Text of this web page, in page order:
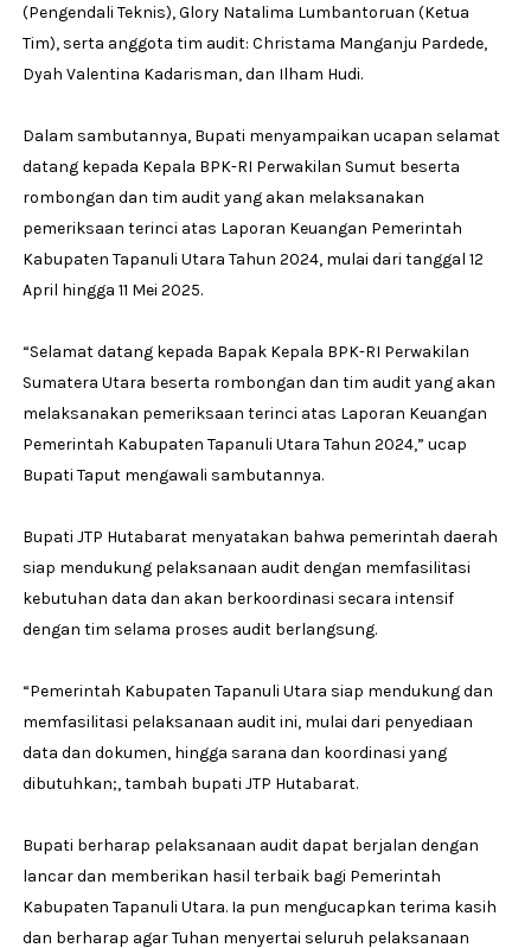
(Pengendali Teknis), Glory Natalima Lumbantoruan (Ketua
Tim), serta anggota tim audit: Christama Manganju Pardede,
Dyah Valentina Kadarisman, dan Ilham Hudi.
Dalam sambutannya, Bupati menyampaikan ucapan selamat
datang kepada Kepala BPK-RI Perwakilan Sumut beserta
rombongan dan tim audit yang akan melaksanakan
pemeriksaan terinci atas Laporan Keuangan Pemerintah
Kabupaten Tapanuli Utara Tahun 2024, mulai dari tanggal 12
April hingga 11 Mei 2025.
“Selamat datang kepada Bapak Kepala BPK-RI Perwakilan
Sumatera Utara beserta rombongan dan tim audit yang akan
melaksanakan pemeriksaan terinci atas Laporan Keuangan
Pemerintah Kabupaten Tapanuli Utara Tahun 2024,” ucap
Bupati Taput mengawali sambutannya.
Bupati JTP Hutabarat menyatakan bahwa pemerintah daerah
siap mendukung pelaksanaan audit dengan memfasilitasi
kebutuhan data dan akan berkoordinasi secara intensif
dengan tim selama proses audit berlangsung.
“Pemerintah Kabupaten Tapanuli Utara siap mendukung dan
memfasilitasi pelaksanaan audit ini, mulai dari penyediaan
data dan dokumen, hingga sarana dan koordinasi yang
dibutuhkan;, tambah bupati JTP Hutabarat.
Bupati berharap pelaksanaan audit dapat berjalan dengan
lancar dan memberikan hasil terbaik bagi Pemerintah
Kabupaten Tapanuli Utara. Ia pun mengucapkan terima kasih
dan berharap agar Tuhan menyertai seluruh pelaksanaan